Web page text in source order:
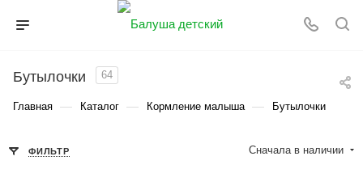
Бутылочки 64
Главная — Каталог — Кормление малыша — Бутылочки
ФИЛЬТР Сначала в наличии